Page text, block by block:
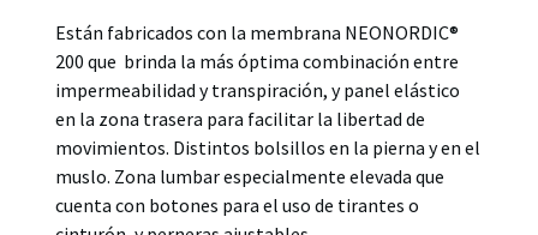
Están fabricados con la membrana NEONORDIC®
200 que brinda la más óptima combinación entre
impermeabilidad y transpiración, y panel elástico
en la zona trasera para facilitar la libertad de
movimientos. Distintos bolsillos en la pierna y en el
muslo. Zona lumbar especialmente elevada que
cuenta con botones para el uso de tirantes o